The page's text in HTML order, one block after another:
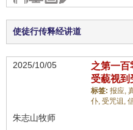
使徒行传释经讲道
2025/10/05
之第一百
受藐视到
标签: 报应,
仆, 受咒诅,
朱志山牧师